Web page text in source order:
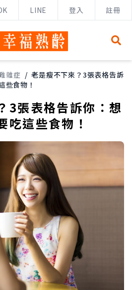
LINE 登入 註冊
雜症 / 老是瘦不下來？3張表格告訴
些食物！
3張表格告訴你：想
吃這些食物！